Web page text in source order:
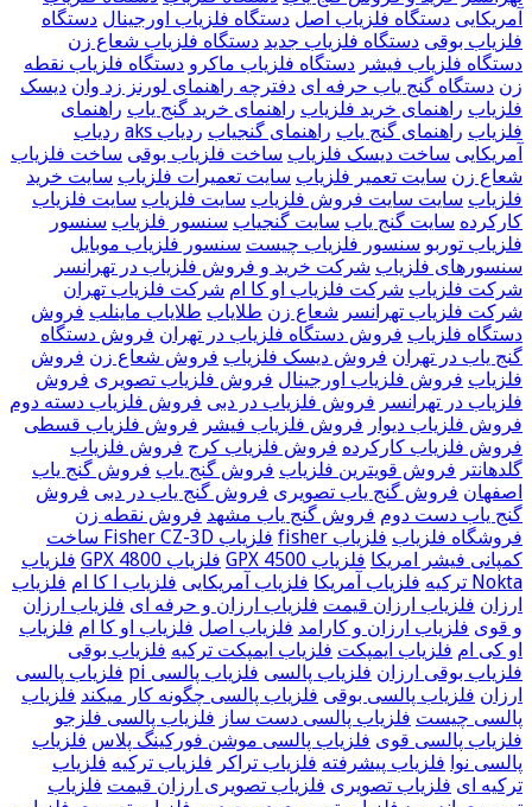
آمریکایی دستگاه فلزیاب اصل دستگاه فلزیاب اورجینال دستگاه
فلزیاب بوقی دستگاه فلزیاب جدید دستگاه فلزیاب شعاع زن
دستگاه فلزیاب فیشر دستگاه فلزیاب ماکرو دستگاه فلزیاب نقطه
زن دستگاه گنج یاب حرفه ای دفترچه راهنمای لورنز زد وان دیسک
فلزیاب راهنمای خرید فلزیاب راهنمای خرید گنج یاب راهنمای
فلزیاب راهنمای گنج یاب راهنمای گنجیاب ردیاب aks
ردیاب
آمریکایی ساخت دیسک فلزیاب ساخت فلزیاب بوقی ساخت فلزیاب
شعاع زن سایت تعمیر فلزیاب سایت تعمیرات فلزیاب سایت خرید
فلزیاب سایت سایت فروش فلزیاب سایت فلزیاب سایت فلزیاب
کارکرده سایت گنج یاب سایت گنجیاب سنسور فلزیاب سنسور
فلزیاب توربو سنسور فلزیاب چیست سنسور فلزیاب موبایل
سنسورهای فلزیاب شرکت خرید و فروش فلزیاب در تهرانسر
شرکت فلزیاب شرکت فلزیاب او کا ام شرکت فلزیاب تهران
شرکت فلزیاب تهرانسر شعاع زن طلایاب طلایاب ماینلب فروش
دستگاه فلزیاب فروش دستگاه فلزیاب در تهران فروش دستگاه
گنج یاب در تهران فروش دیسک فلزیاب فروش شعاع زن فروش
فلزیاب فروش فلزیاب اورجینال فروش فلزیاب تصویری فروش
فلزیاب در تهرانسر فروش فلزیاب در دبی فروش فلزیاب دسته دوم
فروش فلزیاب دیوار فروش فلزیاب فیشر فروش فلزیاب قسطی
فروش فلزیاب کارکرده فروش فلزیاب کرج فروش فلزیاب
گلدهانتر فروش قویترین فلزیاب فروش گنج یاب فروش گنج یاب
اصفهان فروش گنج یاب تصویری فروش گنج یاب در دبی فروش
گنج یاب دست دوم فروش گنج یاب مشهد فروش نقطه زن
فروشگاه فلزیاب فلزیاب fisher
فلزیاب Fisher CZ-3D ساخت
کمپانی فیشر امریکا فلزیاب GPX 4500 فلزیاب GPX 4800
فلزیاب
Nokta ترکیه
فلزیاب آمریکا فلزیاب آمریکایی فلزیاب ا کا ام فلزیاب
ارزان فلزیاب ارزان قیمت فلزیاب ارزان و حرفه ای فلزیاب ارزان
و قوی فلزیاب ارزان و کارامد فلزیاب اصل فلزیاب او کا ام فلزیاب
او کی ام فلزیاب ایمپکت فلزیاب ایمپکت ترکیه فلزیاب بوقی
فلزیاب بوقی ارزان فلزیاب پالسی فلزیاب پالسی pi
فلزیاب پالسی
ارزان فلزیاب پالسی بوقی فلزیاب پالسی چگونه کار میکند فلزیاب
پالسی چیست فلزیاب پالسی دست ساز فلزیاب پالسی فلزجو
فلزیاب پالسی قوی فلزیاب پالسی موشن فورکینگ پلاس فلزیاب
پالسی نوا فلزیاب پیشرفته فلزیاب تراکر فلزیاب ترکیه فلزیاب
ترکیه ای فلزیاب تصویری فلزیاب تصویری ارزان قیمت فلزیاب